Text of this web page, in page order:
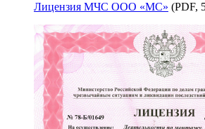
Лицензия МЧС ООО «МС» (PDF,